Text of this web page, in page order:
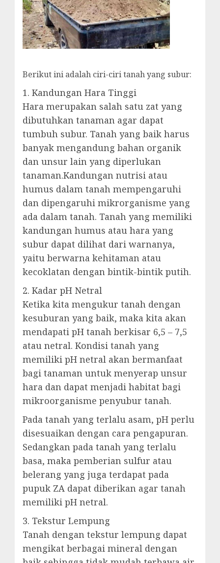
Berikut ini adalah ciri-ciri tanah yang subur:
1. Kandungan Hara Tinggi
Hara merupakan salah satu zat yang
dibutuhkan tanaman agar dapat
tumbuh subur. Tanah yang baik harus
banyak mengandung bahan organik
dan unsur lain yang diperlukan
tanaman.Kandungan nutrisi atau
humus dalam tanah mempengaruhi
dan dipengaruhi mikrorganisme yang
ada dalam tanah. Tanah yang memiliki
kandungan humus atau hara yang
subur dapat dilihat dari warnanya,
yaitu berwarna kehitaman atau
kecoklatan dengan bintik-bintik putih.
2. Kadar pH Netral
Ketika kita mengukur tanah dengan
kesuburan yang baik, maka kita akan
mendapati pH tanah berkisar 6,5 – 7,5
atau netral. Kondisi tanah yang
memiliki pH netral akan bermanfaat
bagi tanaman untuk menyerap unsur
hara dan dapat menjadi habitat bagi
mikroorganisme penyubur tanah.
Pada tanah yang terlalu asam, pH perlu
disesuaikan dengan cara pengapuran.
Sedangkan pada tanah yang terlalu
basa, maka pemberian sulfur atau
belerang yang juga terdapat pada
pupuk ZA dapat diberikan agar tanah
memiliki pH netral.
3. Tekstur Lempung
Tanah dengan tekstur lempung dapat
mengikat berbagai mineral dengan